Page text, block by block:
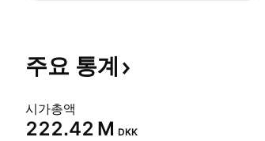
주요 통계
시가총액
‪222.42 M‬ DKK